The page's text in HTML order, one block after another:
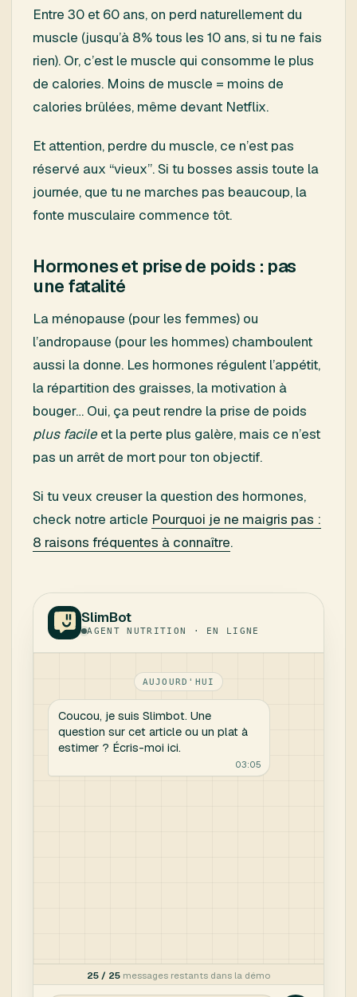
Entre 30 et 60 ans, on perd naturellement du
muscle (jusqu’à 8% tous les 10 ans, si tu ne fais
rien). Or, c’est le muscle qui consomme le plus
de calories. Moins de muscle = moins de
calories brûlées, même devant Netflix.
Et attention, perdre du muscle, ce n’est pas
réservé aux “vieux”. Si tu bosses assis toute la
journée, que tu ne marches pas beaucoup, la
fonte musculaire commence tôt.
Hormones et prise de poids : pas
une fatalité
La ménopause (pour les femmes) ou
l’andropause (pour les hommes) chamboulent
aussi la donne. Les hormones régulent l’appétit,
la répartition des graisses, la motivation à
bouger… Oui, ça peut rendre la prise de poids
plus facile et la perte plus galère, mais ce n’est
pas un arrêt de mort pour ton objectif.
Si tu veux creuser la question des hormones,
check notre article Pourquoi je ne maigris pas :
8 raisons fréquentes à connaître.